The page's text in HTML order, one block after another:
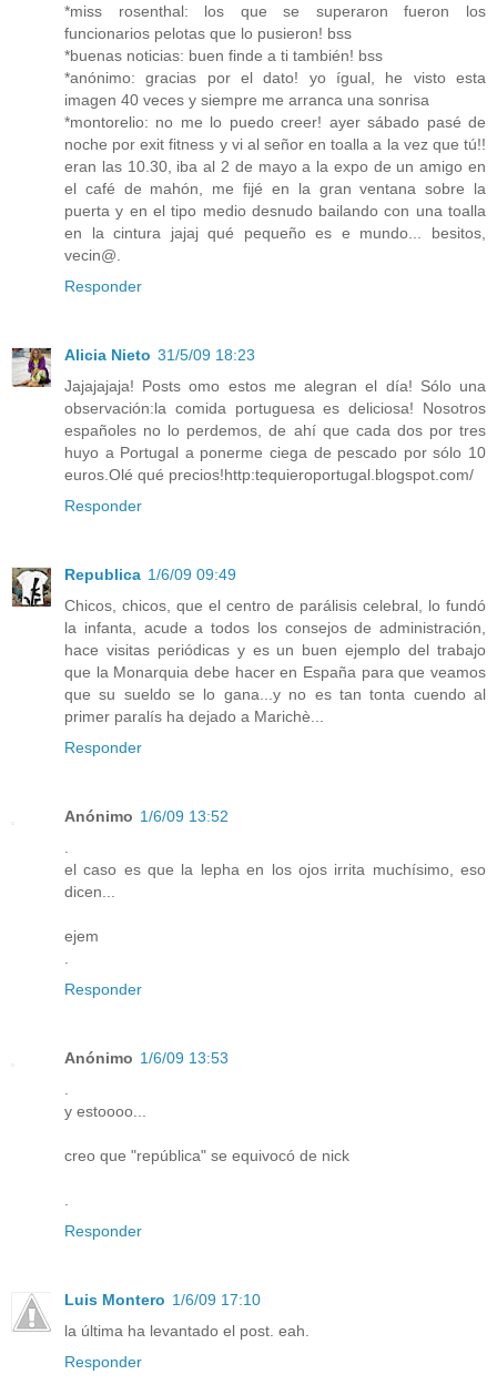
*miss rosenthal: los que se superaron fueron los
funcionarios pelotas que lo pusieron! bss
*buenas noticias: buen finde a ti también! bss
*anónimo: gracias por el dato! yo ígual, he visto esta
imagen 40 veces y siempre me arranca una sonrisa
*montorelio: no me lo puedo creer! ayer sábado pasé de
noche por exit fitness y vi al señor en toalla a la vez que tú!!
eran las 10.30, iba al 2 de mayo a la expo de un amigo en
el café de mahón, me fijé en la gran ventana sobre la
puerta y en el tipo medio desnudo bailando con una toalla
en la cintura jajaj qué pequeño es e mundo... besitos,
vecin@.
Responder
Alicia Nieto 31/5/09 18:23
Jajajajaja! Posts omo estos me alegran el día! Sólo una
observación:la comida portuguesa es deliciosa! Nosotros
españoles no lo perdemos, de ahí que cada dos por tres
huyo a Portugal a ponerme ciega de pescado por sólo 10
euros.Olé qué precios!http:tequieroportugal.blogspot.com/
Responder
Republica 1/6/09 09:49
Chicos, chicos, que el centro de parálisis celebral, lo fundó
la infanta, acude a todos los consejos de administración,
hace visitas periódicas y es un buen ejemplo del trabajo
que la Monarquia debe hacer en España para que veamos
que su sueldo se lo gana...y no es tan tonta cuendo al
primer paralís ha dejado a Marichè...
Responder
Anónimo 1/6/09 13:52
el caso es que la lepha en los ojos irrita muchísimo, eso
dicen...
ejem
Responder
Anónimo 1/6/09 13:53
y estoooo...
creo que "república" se equivocó de nick
Responder
Luis Montero 1/6/09 17:10
la última ha levantado el post. eah.
Responder